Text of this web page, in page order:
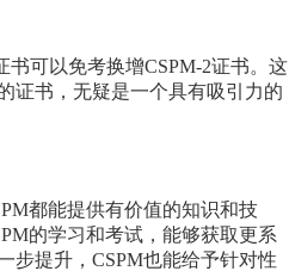
可以免考换增CSPM-2证书。这
证书，无疑是一个具有吸引力的
都能提供有价值的知识和技
的学习和考试，能够获取更系
步提升，CSPM也能给予针对性